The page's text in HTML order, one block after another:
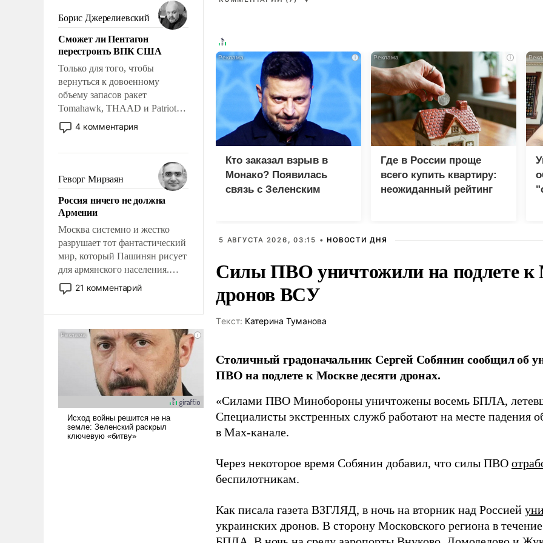
ударами судьбы, брать на себя
ответственность, помогать
слабым, идти вперед и
адаптироваться.
Борис Джерелиевский
Сможет ли Пентагон
перестроить ВПК США
Только для того, чтобы
вернуться к довоенному
объему запасов ракет
Tomahawk, THAAD и Patriot
США потребуется более трех
лет. Даже небольшая война с
Сложившаяся ситуация
означает многолетний период
уязвимости США, например,
перед Китаем.
4 комментария
Геворг Мирзаян
Россия ничего не должна
Армении
Москва системно и жестко
разрушает тот фантастический
мир, который Пашинян рисует
для армянского населения.
Мир, где политические
прожекты будут безусловно
налогоплательщиков и где
Еревану за свои поступки не
нужно отвечать.
21 комментарий
i
Кто заказал взрыв в
Монако? Появилась
связь с Зеленским
i
Где в России проще
всего купить квартиру:
неожиданный рейтинг
5 АВГУСТА 2026, 03:15 • НОВОСТИ ДНЯ
Силы ПВО уничтожили на подлете к
дронов ВСУ
Tекст: Катерина Туманова
Столичный градоначальник Сергей Собянин сообщил об
ПВО на подлете к Москве десяти дронах.
«Силами ПВО Минобороны уничтожены восемь БПЛА,
Специалисты экстренных служб работают на месте падения
в Max-канале.
Через некоторое время Собянин добавил, что силы ПВО
беспилотникам.
Как писала газета ВЗГЛЯД, в ночь на вторник над Россией
украинских дронов. В сторону Московского региона в